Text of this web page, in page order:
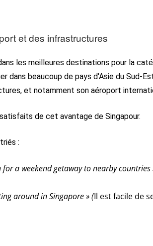
et des infrastructures
les meilleures destinations pour la
beaucoup de pays d'Asie du Sud-
et notamment son aéroport
de cet avantage de Singapour.
:
a weekend getaway to nearby countries
around in Singapore »(Il est facile de